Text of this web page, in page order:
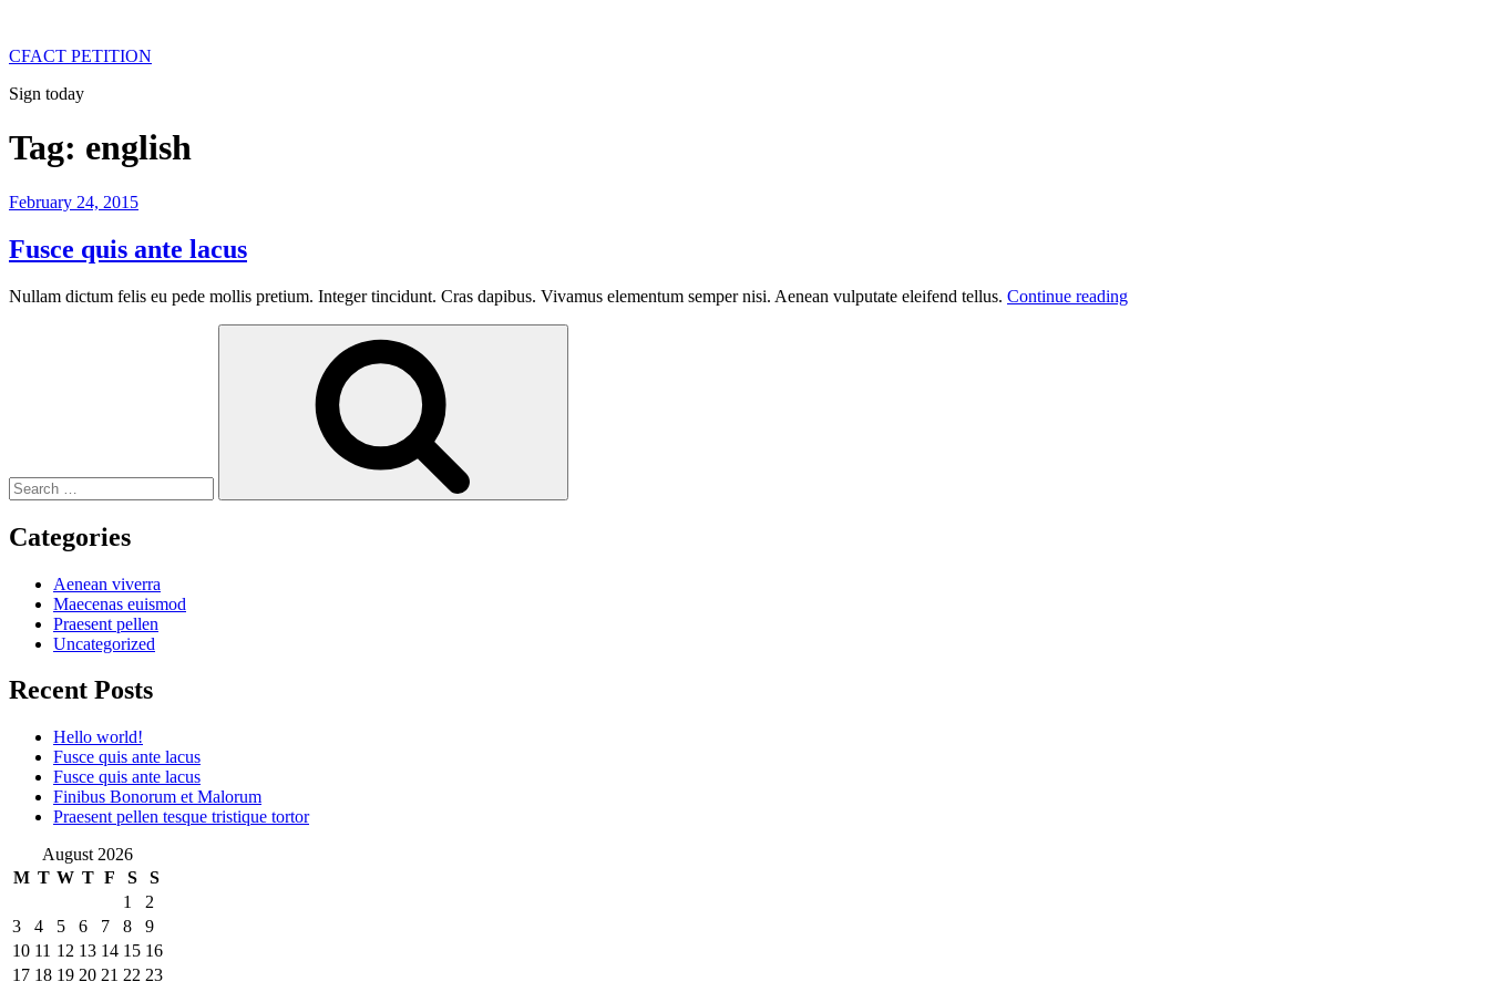
content
CFACT PETITION
Sign today
Tag: english
Posted
February 24, 2015
Fusce quis ante lacus
Nullam dictum felis eu pede mollis pretium. Integer tincidunt. Cras dapibus. Vivamus elementum semper nisi. Aenean vulputate eleifend tellus. Continue reading“Fusce
Categories
Aenean viverra
Maecenas euismod
Praesent pellen
Uncategorized
Recent Posts
Hello world!
Fusce quis ante lacus
Fusce quis ante lacus
Finibus Bonorum et Malorum
Praesent pellen tesque tristique tortor
August 2026
M T W T F S
S
1
2
3
4 5 6 7 8
9
10 11 12 13 14 15 16
17 18 19 20 21 22 23